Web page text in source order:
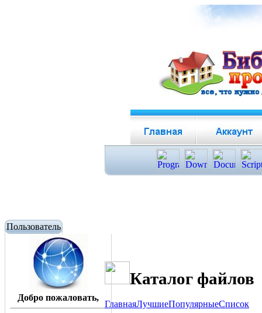
Пользователь
Добро пожаловать,
Каталог файлов
ГлавнаяЛучшиеПопулярныеСписок